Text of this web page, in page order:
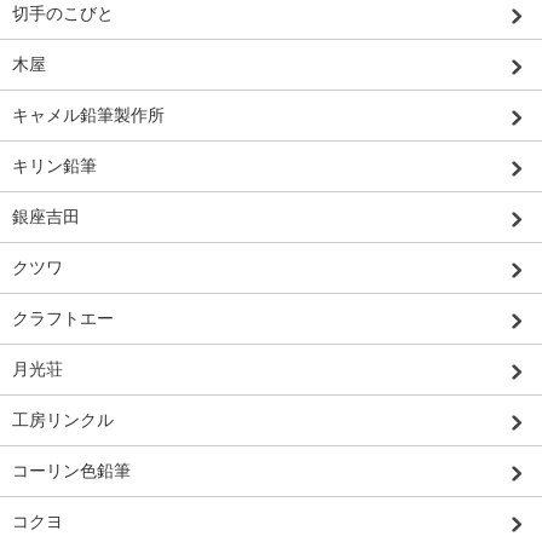
切手のこびと
木屋
キャメル鉛筆製作所
キリン鉛筆
銀座吉田
クツワ
クラフトエー
月光荘
工房リンクル
コーリン色鉛筆
コクヨ